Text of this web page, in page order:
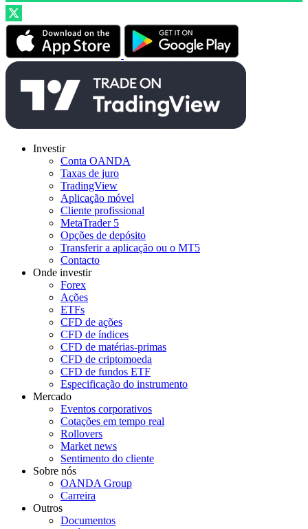
Investir
Conta OANDA
Taxas de juro
TradingView
Aplicação móvel
Cliente profissional
MetaTrader 5
Opções de depósito
Transferir a aplicação ou o MT5
Contacto
Onde investir
Forex
Ações
ETFs
CFD de ações
CFD de índices
CFD de matérias-primas
CFD de criptomoeda
CFD de fundos ETF
Especificação do instrumento
Mercado
Eventos corporativos
Cotações em tempo real
Rollovers
Market news
Sentimento do cliente
Sobre nós
OANDA Group
Carreira
Outros
Documentos